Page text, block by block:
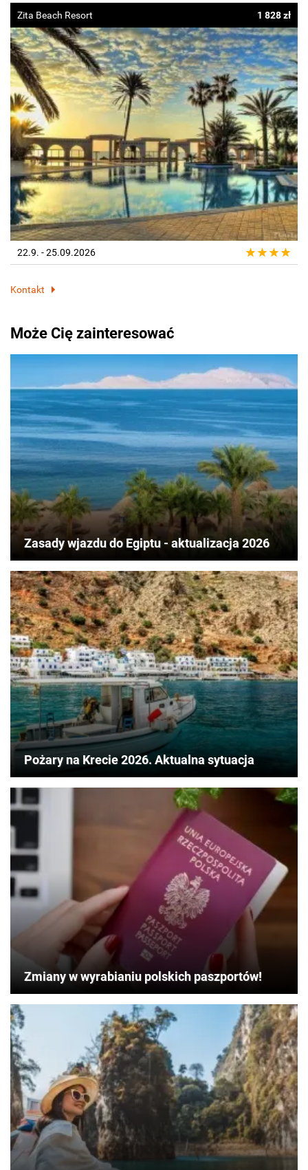
Zita Beach Resort 1 828 zł
22.9. - 25.09.2026
Kontakt
Może Cię zainteresować
Zasady wjazdu do Egiptu - aktualizacja 2026
Pożary na Krecie 2026. Aktualna sytuacja
Zmiany w wyrabianiu polskich paszportów!